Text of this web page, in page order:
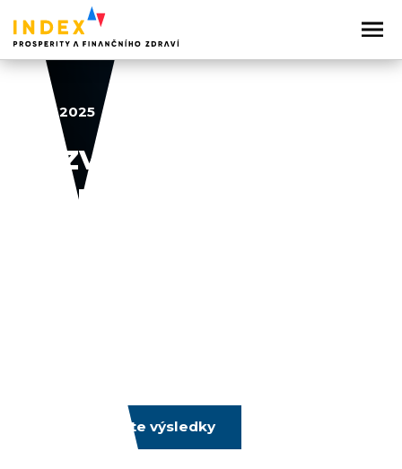
10. 12. 2025
Rozvoj zdraví a
bezpečnosti
Prozkoumejte výsledky